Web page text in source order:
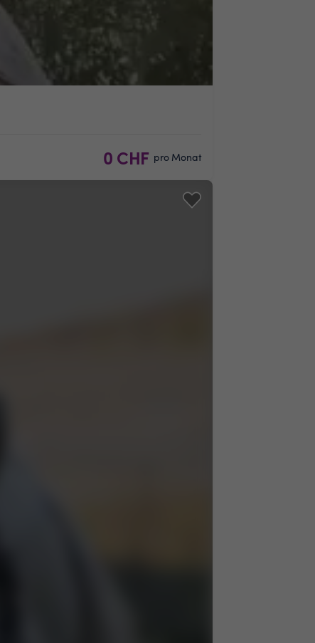
0 CHF pro Monat